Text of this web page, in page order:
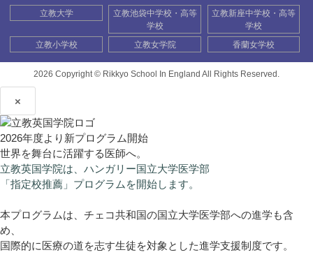
立教大学
立教池袋中学校・高等
学校
立教新座中学校・高等
学校
立教小学校
立教女学院 香蘭女学校
2026 Copyright © Rikkyo School In England All Rights Reserved.
×
2026年度より新プログラム開始
世界を舞台に活躍する医師へ。
立教英国学院は、ハンガリー国立大学医学部
「指定校推薦」プログラムを開始します。
本プログラムは、チェコ共和国の国立大学医学部への進学も含
め、
国際的に医療の道を志す生徒を対象とした進学支援制度です。